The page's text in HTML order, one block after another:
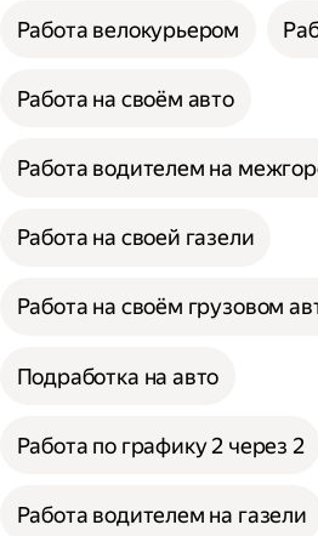
Работа велокурьером
Работа на своём авто
Работа водителем на
Работа на своей газели
Работа на своём грузовом
Подработка на авто
Работа по графику 2 через 2
Работа водителем на газели